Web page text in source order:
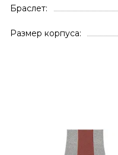
Браслет
Размер корпуса